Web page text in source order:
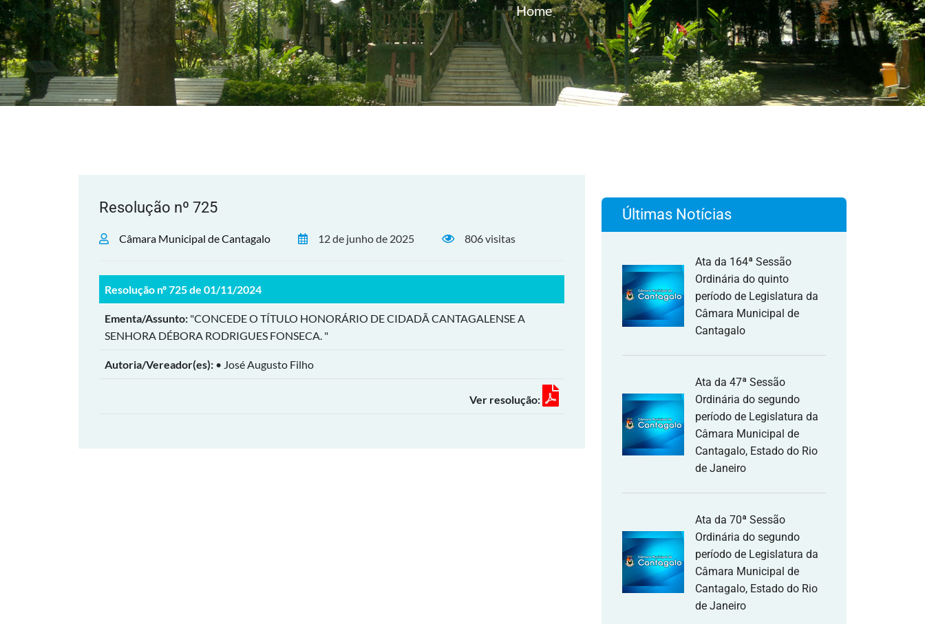
Home
Resolução nº 725
Câmara Municipal de Cantagalo 12 de junho de 2025 806 visitas
Resolução nº 725 de 01/11/2024
Ementa/Assunto: "CONCEDE O TÍTULO HONORÁRIO DE CIDADÃ CANTAGALENSE A
SENHORA DÉBORA RODRIGUES FONSECA. "
Autoria/Vereador(es): • José Augusto Filho
Ver resolução:
Últimas Notícias
Ata da 164ª Sessão
Ordinária do quinto
período de Legislatura da
Câmara Municipal de
Cantagalo
Ata da 47ª Sessão
Ordinária do segundo
período de Legislatura da
Câmara Municipal de
Cantagalo, Estado do Rio
de Janeiro
Ata da 70ª Sessão
Ordinária do segundo
período de Legislatura da
Câmara Municipal de
Cantagalo, Estado do Rio
de Janeiro